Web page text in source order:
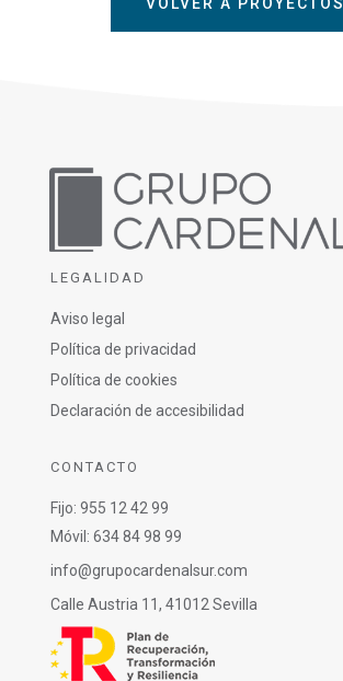
LEGALIDAD
Aviso legal
Política de privacidad
Política de cookies
Declaración de accesibilidad
CONTACTO
Fijo: 955 12 42 99
Móvil: 634 84 98 99
info@grupocardenalsur.com
Calle Austria 11, 41012 Sevilla